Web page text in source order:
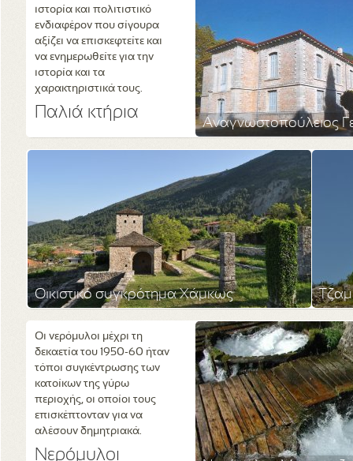
Αναγνωστοπούλειος
ιστορία και πολιτιστικό
ενδιαφέρον που σίγουρα
αξίζει να επισκεφτείτε και
να ενημερωθείτε για την
ιστορία και τα
χαρακτηριστικά τους.
Παλιά κτήρια
Οικιστικό συγκρότημα Χάμκως
Οι νερόμυλοι μέχρι τη
δεκαετία του 1950-60 ήταν
τόποι συγκέντρωσης των
κατοίκων της γύρω
περιοχής, οι οποίοι τους
επισκέπτονταν για να
αλέσουν δημητριακά.
Νερόμυλοι